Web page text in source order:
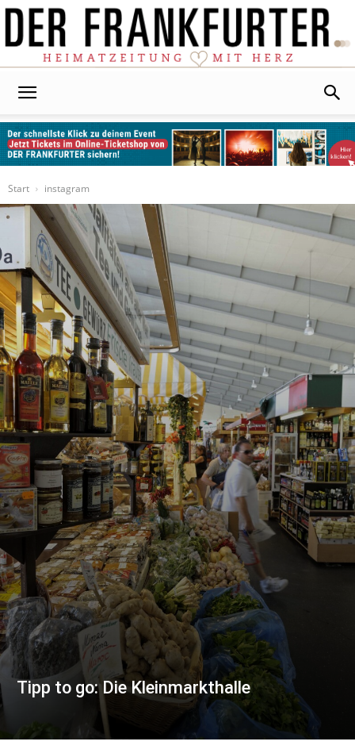
Start
instagram
Tipp to go: Die Kleinmarkthalle